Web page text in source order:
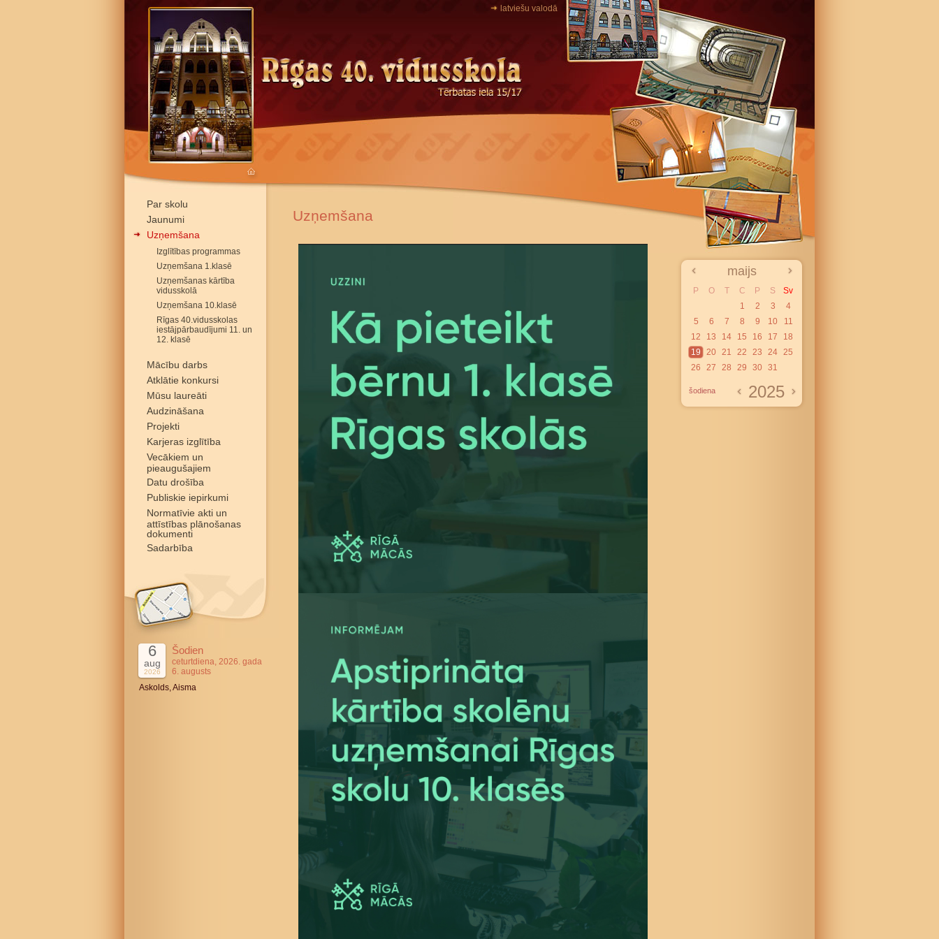
latviešu valodā
Par skolu
Jaunumi
Uzņemšana
Izglītības programmas
Uzņemšana 1.klasē
Uzņemšanas kārtība
vidusskolā
Uzņemšana 10.klasē
Rīgas 40.vidusskolas
iestājpārbaudījumi 11. un
12. klasē
Mācību darbs
Atklātie konkursi
Mūsu laureāti
Audzināšana
Projekti
Karjeras izglītība
Vecākiem un
pieaugušajiem
Datu drošība
Publiskie iepirkumi
Normatīvie akti un
attīstības plānošanas
dokumenti
Sadarbība
6
aug
2026
Šodien
ceturtdiena, 2026. gada
6. augusts
Askolds, Aisma
Uzņemšana
maijs
P O T C P S
Sv
1
2 3
4
5
6 7 8 9 10
11
12
13 14 15 16 17
18
19
20 21 22 23 24 25
26
27 28 29 30 31
šodiena 2025